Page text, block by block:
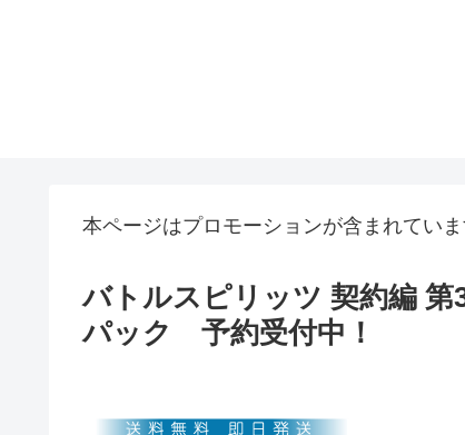
本ページはプロモーションが含まれてい
バトルスピリッツ 契約編
パック 予約受付中！